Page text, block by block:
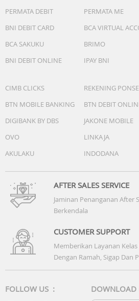
PERMATA DEBIT
PERMATA ME
BNI DEBIT CARD
BCA VIRTUAL
BCA SAKUKU
BRIMO
BNI DEBIT ONLINE
IPAY BNI
CIMB CLICKS
REKENING
BTN MOBILE BANKING
BTN DEBIT
DIGIBANK BY DBS
JAKONE MOBILE
OVO
LINKAJA
AKULAKU
INDODANA
AFTER SALES SERVICE
Jaminan Penanganan After
Berkendala
CUSTOMER SUPPORT
Memberikan Layanan
Dengan Ramah, Sigap Dan
FOLLOW US :